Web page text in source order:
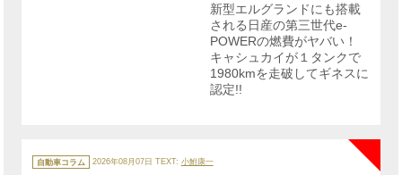
新型エルグランドにも搭載
される日産の第三世代e-
POWERの燃費がヤバい！
キャシュカイが１タンクで
1980kmを走破してギネスに
認定!!
テ
ゴ
自動車コラム 2026年08月07日 TEXT: 小鮒康一